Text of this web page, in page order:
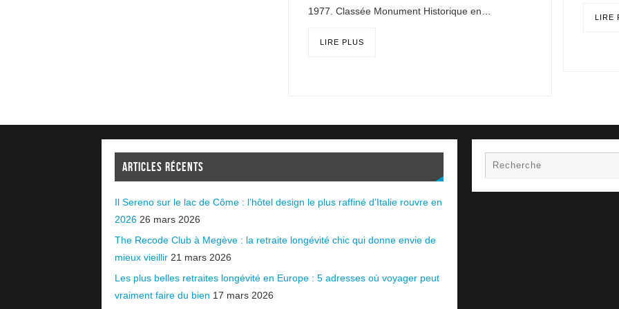
1977. Classée Monument Historique en…
LIRE PLUS
LIRE
ARTICLES RÉCENTS
Il Sereno sur le lac de Côme : l’hôtel design le plus raffiné d’Italie rouvre en
2026 26 mars 2026
The Recode Club à Megève : la retraite longévité chic qui donne envie de
mieux vieillir 21 mars 2026
Les plus belles retraites longévité en Europe : 5 adresses où voyager peut
vraiment faire du bien 17 mars 2026